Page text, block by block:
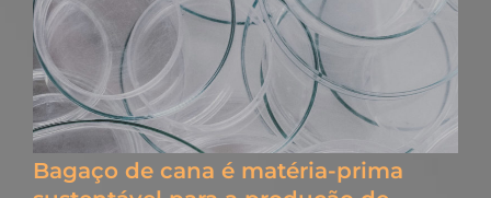
Bagaço de cana é matéria-prima